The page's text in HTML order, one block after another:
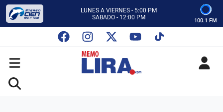
LUNES A VIERNES - 5:00 PM
SABADO - 12:00 PM
CON MEMO LIRA Y SU EQUIPO
LUNES A VIERNES - 5:00 PM
SABADO - 12:00 PM
100.1 FM